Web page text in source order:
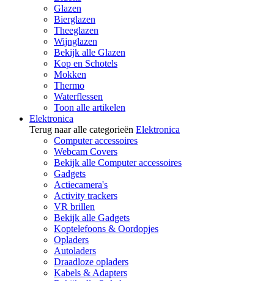
Glazen
Bierglazen
Theeglazen
Wijnglazen
Bekijk alle Glazen
Kop en Schotels
Mokken
Thermo
Waterflessen
Toon alle artikelen
Elektronica
Terug naar alle categorieën Elektronica
Computer accessoires
Webcam Covers
Bekijk alle Computer accessoires
Gadgets
Actiecamera's
Activity trackers
VR brillen
Bekijk alle Gadgets
Koptelefoons & Oordopjes
Opladers
Autoladers
Draadloze opladers
Kabels & Adapters